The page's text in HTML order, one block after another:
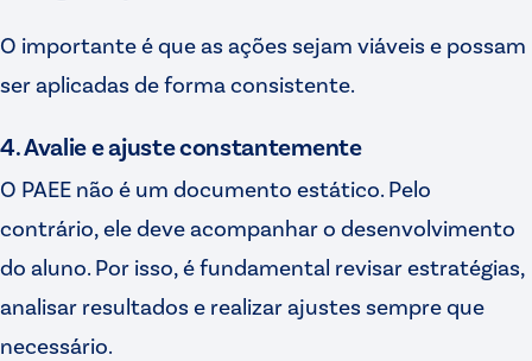
O importante é que as ações sejam viáveis e possam
ser aplicadas de forma consistente.
4. Avalie e ajuste constantemente
O PAEE não é um documento estático. Pelo
contrário, ele deve acompanhar o desenvolvimento
do aluno. Por isso, é fundamental revisar estratégias,
analisar resultados e realizar ajustes sempre que
necessário.